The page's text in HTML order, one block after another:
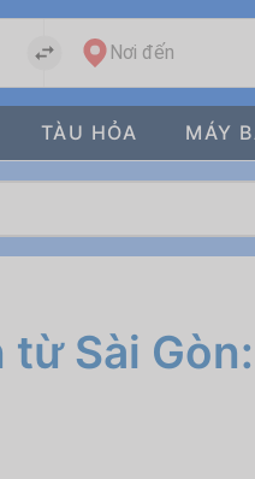
Nơi đến
TÀU HỎA MÁY
từ Sài